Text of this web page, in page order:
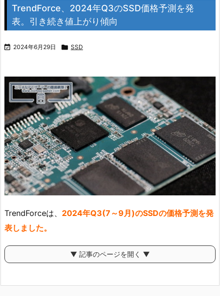
TrendForce、2024年Q3のSSD価格予測を発
表。引き続き値上がり傾向
 2024年6月29日  SSD
TrendForceは、 2024年Q3(7～9月)のSSDの価格予測を発
表しました。
▼ 記事のページを開く ▼